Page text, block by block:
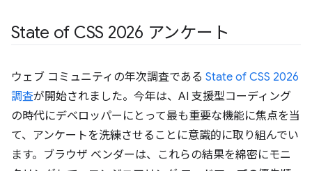
State of CSS 2026 アンケート
ウェブ コミュニティの年次調査である State of CSS 2026
調査が開始されました。今年は、AI 支援型コーディング
の時代にデベロッパーにとって最も重要な機能に焦点を当
て、アンケートを洗練させることに意識的に取り組んでい
ます。ブラウザ ベンダーは、これらの結果を綿密にモニ